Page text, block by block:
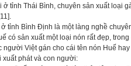
ở tỉnh Thái Bình, chuyên sản xuất loại
ở tỉnh Bình Định là một làng nghề
có sản xuất một loại nón rất đẹp,
người Việt gán cho cái tên nón Huế
xuất phát và con người: